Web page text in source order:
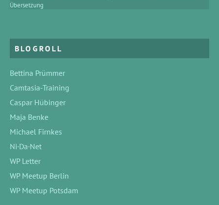
Übersetzung
BLOGROLL
Bettina Prümmer
Camtasia-Training
Caspar Hübinger
Maja Benke
Michael Firnkes
Ni·Da·Net
WP Letter
WP Meetup Berlin
WP Meetup Potsdam